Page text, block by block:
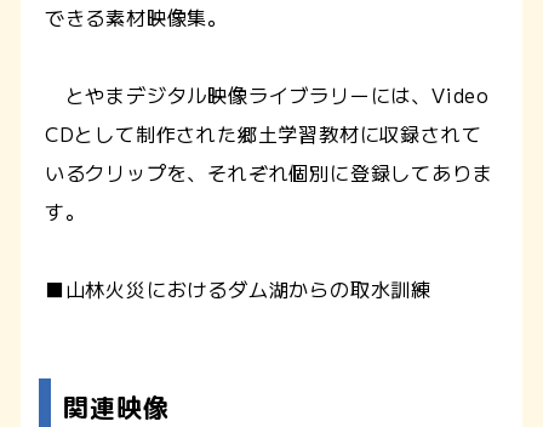
できる素材映像集。
とやまデジタル映像ライブラリーには、Video
CDとして制作された郷土学習教材に収録されて
いるクリップを、それぞれ個別に登録してありま
す。
■山林火災におけるダム湖からの取水訓練
関連映像